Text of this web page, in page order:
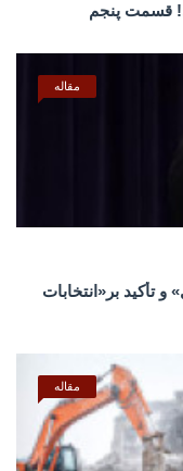
قسمت پنجم
مقاله
تأکید بر«انتخابات
مقاله